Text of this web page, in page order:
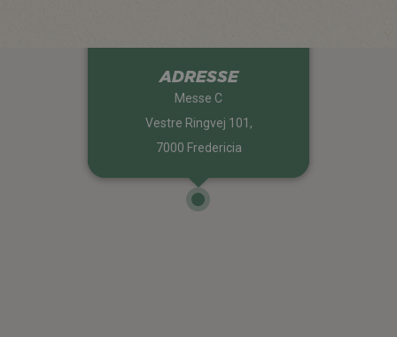
ADRESSE
Messe C
Vestre Ringvej 101,
7000 Fredericia